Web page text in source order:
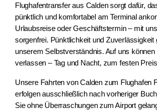
Flughafentransfer aus Calden sorgt dafür,
pünktlich und komfortabel am Terminal
Urlaubsreise oder Geschäftstermin – mit
sorgenfrei. Pünktlichkeit und Zuverlässigkeit
unserem Selbstverständnis. Auf uns können
verlassen – Tag und Nacht, zum festen
Unsere Fahrten von Calden zum Flughafen
erfolgen ausschließlich nach vorheriger
Sie ohne Überraschungen zum Airport